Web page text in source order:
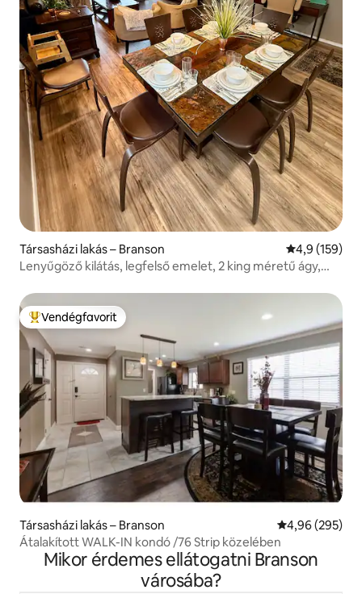
Társasházi lakás – Branson Átlagos
4,9 (159)
Lenyűgöző kilátás, legfelső emelet, 2 king méretű ágy,
Kiemelt vendégfavorit
Vendégfavorit
Társasházi lakás – Branson Átlagos
4,96 (295)
Átalakított WALK-IN kondó /76 Strip közelében
Mikor érdemes ellátogatni Branson
városába?